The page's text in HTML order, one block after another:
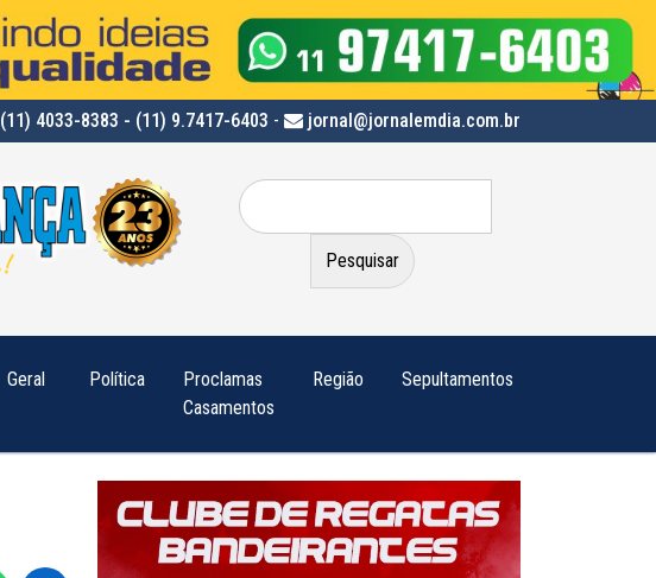
(11) 4033-8383 - (11) 9.7417-6403 - jornal@jornalemdia.com.br
Pesquisar
por:
Geral Política
Proclamas
Casamentos
Região Sepultamentos